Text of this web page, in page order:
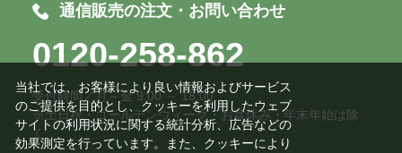
通信販売の注文・お問い合わせ
0120-258-862
受付時間／月～金 9:00 ～ 18:00
※土日祝・ゴールデンウィーク・お盆休み・年末年始は除
く
当社では、お客様により良い情報およびサービス
のご提供を目的とし、クッキーを利用したウェブ
サイトの利用状況に関する統計分析、広告などの
効果測定を行っています。また、クッキーにより